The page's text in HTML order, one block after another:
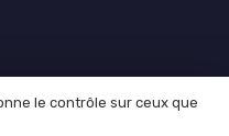
le contrôle sur ceux que